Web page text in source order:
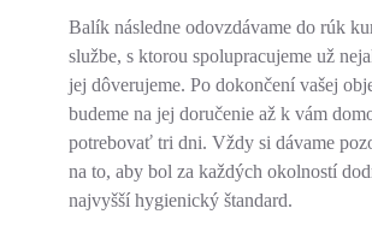
Balík následne odovzdávame do rúk
službe, s ktorou spolupracujeme už
jej dôverujeme. Po dokončení vašej
budeme na jej doručenie až k vám
potrebovať tri dni. Vždy si dávame
na to, aby bol za každých okolností
najvyšší hygienický štandard.